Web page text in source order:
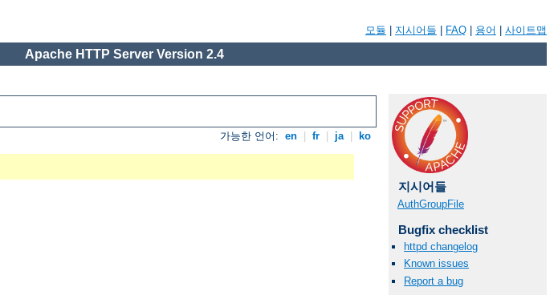
모듈 지시어들 FAQ 용어 사이트맵
Apache HTTP Server Version 2.4
가능한 언어: en fr ja ko
지시어들
AuthGroupFile
Bugfix checklist
httpd changelog
Known issues
Report a bug